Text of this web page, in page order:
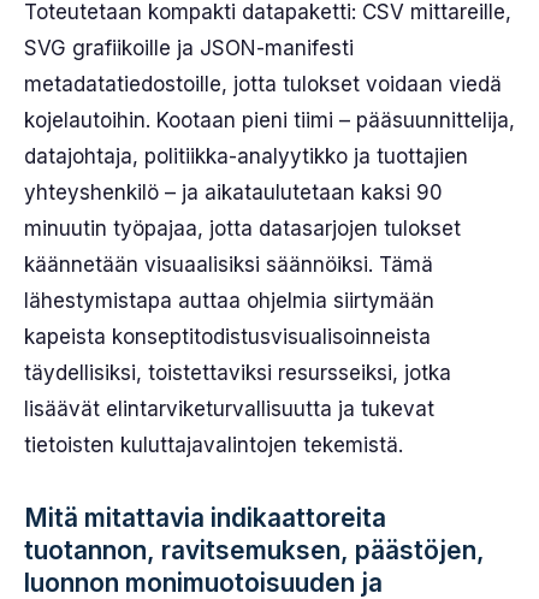
Toteutetaan kompakti datapaketti: CSV mittareille,
SVG grafiikoille ja JSON-manifesti
metadatatiedostoille, jotta tulokset voidaan viedä
kojelautoihin. Kootaan pieni tiimi – pääsuunnittelija,
datajohtaja, politiikka-analyytikko ja tuottajien
yhteyshenkilö – ja aikataulutetaan kaksi 90
minuutin työpajaa, jotta datasarjojen tulokset
käännetään visuaalisiksi säännöiksi. Tämä
lähestymistapa auttaa ohjelmia siirtymään
kapeista konseptitodistusvisualisoinneista
täydellisiksi, toistettaviksi resursseiksi, jotka
lisäävät elintarviketurvallisuutta ja tukevat
tietoisten kuluttajavalintojen tekemistä.
Mitä mitattavia indikaattoreita
tuotannon, ravitsemuksen, päästöjen,
luonnon monimuotoisuuden ja